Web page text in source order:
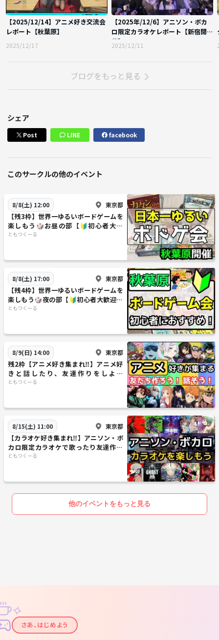
【2025/12/14】アニメ好き交流会
レポート【秋葉原】
2025/12/17
【2025年/12/6】アニソン・ボカ
ロ限定カラオケレポート【新宿開
催】
2025/12/11
ブログをもっと見る
シェア
Post LINE facebook
このサークルの他のイベント
8/8(土) 12:00 東京都
【残3枠】世界一ゆるいボードゲームを
楽しもう🎲お昼の部【🔰初心者大歓
迎】【ルール説明あり⭐️】【友達作
ともつくーる
8/8(土) 17:00 東京都
【残4枠】世界一ゆるいボードゲームを
楽しもう🎲夜の部【🔰初心者大歓迎】
【ルール説明あり⭐️】【友達作り！】
ともつくーる
8/9(日) 14:00 東京都
残2枠【アニメ好き集まれ‼️】アニメ好
きと話したり、友達作りをしよう
✨️【🔰新規大歓迎】【20代30代】
ともつくーる
8/15(土) 11:00 東京都
【カラオケ好き集まれ‼️】アニソン・ボ
カロ限定カラオケで歌ったり友達作り
✨【20代30代】【新規大歓迎🎤】
ともつくーる
他のイベントをもっと見る
✦
✧
さあ、はじめよう